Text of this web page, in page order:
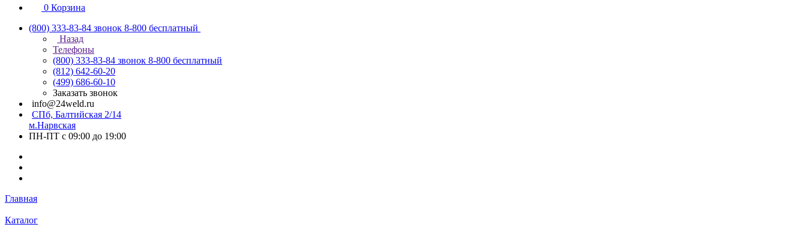
0 Корзина
(800) 333-83-84 звонок 8-800 бесплатный
Назад
Телефоны
(800) 333-83-84 звонок 8-800 бесплатный
(812) 642-60-20
(499) 686-60-10
Заказать звонок
info@24weld.ru
СПб, Балтийская 2/14
м.Нарвская
ПН-ПТ с 09:00 до 19:00
Главная
Каталог